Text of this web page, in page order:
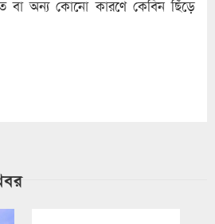
বা অন্য কোনো কারণে কেবিন ছিঁড়ে